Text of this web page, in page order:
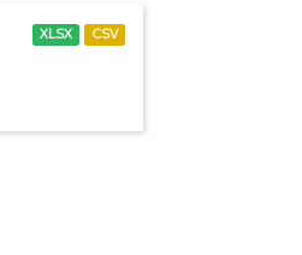
XLSX CSV